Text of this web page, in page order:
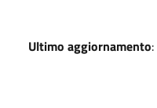
Ultimo aggiornamento